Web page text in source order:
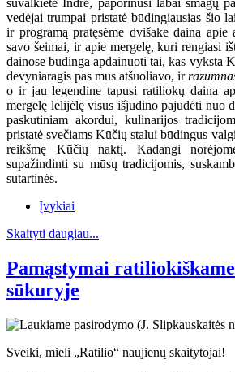
suvalkietė Indrė, paporinusi labai smagų
vedėjai trumpai pristatė būdingiausias šio
ir programą pratęsėme dvišake daina apie
savo šeimai, ir apie mergelę, kuri rengiasi
dainose būdinga apdainuoti tai, kas vyksta
devyniaragis pas mus atšuoliavo, ir
o ir jau legendine tapusi ratiliokų daina
mergelę lelijėlę visus išjudino pajudėti nuo
paskutiniam akordui, kulinarijos
pristatė svečiams Kūčių stalui būdingus
reikšmę Kūčių naktį. Kadangi
supažindinti su mūsų tradicijomis,
sutartinės.
Įvykiai
Skaityti daugiau...
Pamąstymai
sūkuryje
Sveiki, mieli „Ratilio“ naujienų skaitytojai!